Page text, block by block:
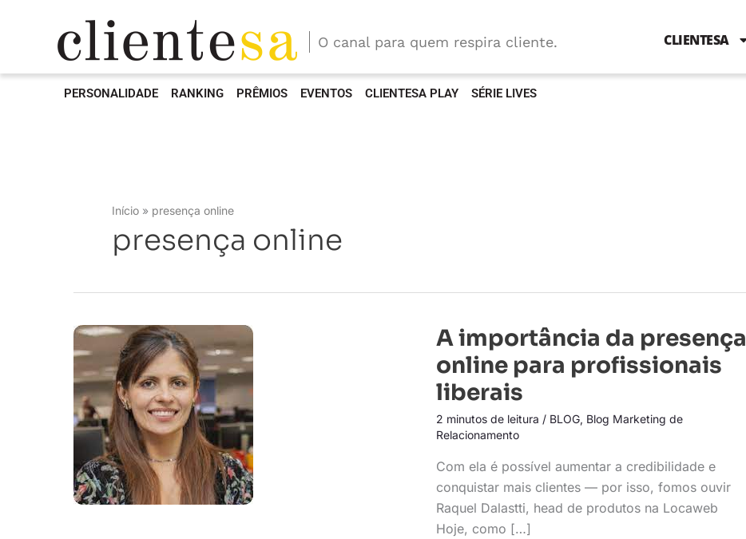
O canal para quem respira cliente. CLIENTESA
PERSONALIDADE RANKING PRÊMIOS EVENTOS CLIENTESA PLAY SÉRIE LIVES
Início presença online
presença online
A importância da presença
online para profissionais
liberais
2 minutos de leitura / BLOG, Blog Marketing de
Relacionamento
Com ela é possível aumentar a credibilidade e
conquistar mais clientes — por isso, fomos ouvir
Raquel Dalastti, head de produtos na Locaweb
Hoje, como […]
A
importância
da
presença
online
para
liberais